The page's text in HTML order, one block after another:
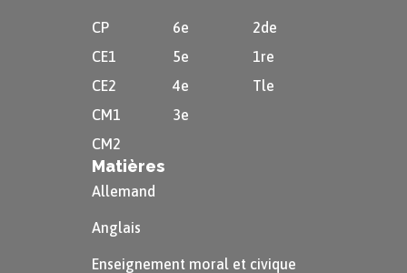
CP
CE1
CE2
CM1
CM2
6e
5e
4e
3e
2de
1re
Tle
Matières
Allemand
Anglais
Enseignement moral et civique